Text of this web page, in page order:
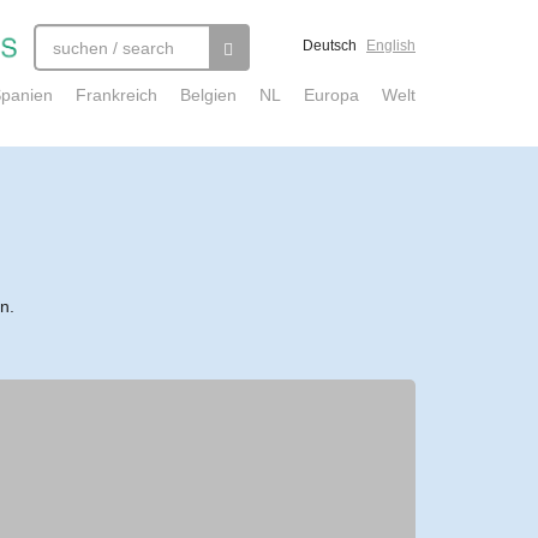
Deutsch English
Frankreich Belgien NL Europa Welt